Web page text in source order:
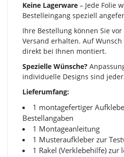
Keine Lagerware – Jede Folie
Bestelleingang speziell
Ihre Bestellung können Sie
Versand erhalten. Auf
direkt bei Ihnen montiert.
Spezielle Wünsche?
individuelle Designs sind
Lieferumfang:
1 montagefertiger
Bestellangaben
1 Montageanleitung
1 Musteraufkleber zur
1 Rakel (Verklebehilfe) zur